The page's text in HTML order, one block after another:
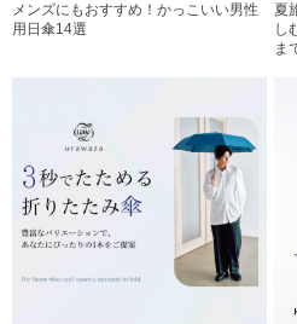
メンズにもおすすめ！かっこいい男性
用日傘14選
夏
し
ま